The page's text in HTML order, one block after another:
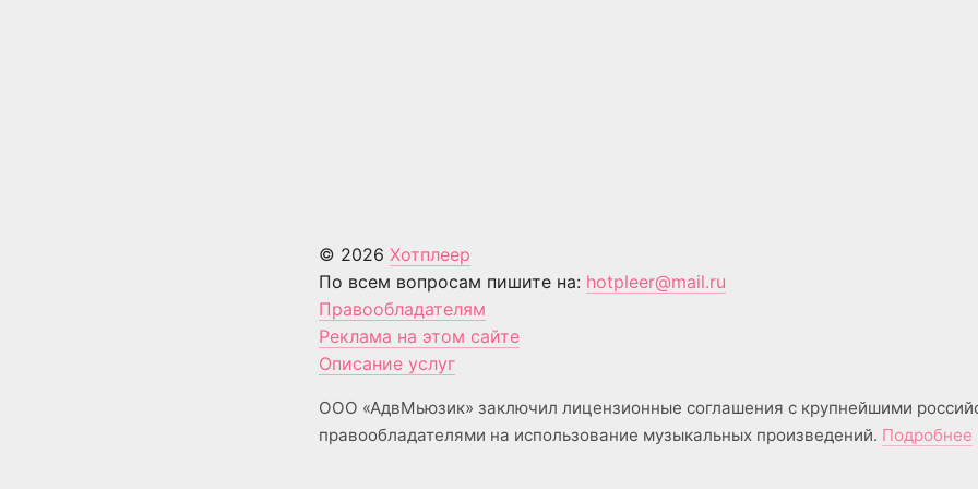
© 2026 Хотплеер
По всем вопросам пишите на: hotpleer@mail.ru
Правообладателям
Реклама на этом сайте
Описание услуг
ООО «АдвМьюзик» заключил лицензионные соглашения с крупнейшими
правообладателями на использование музыкальных произведений. Подробнее